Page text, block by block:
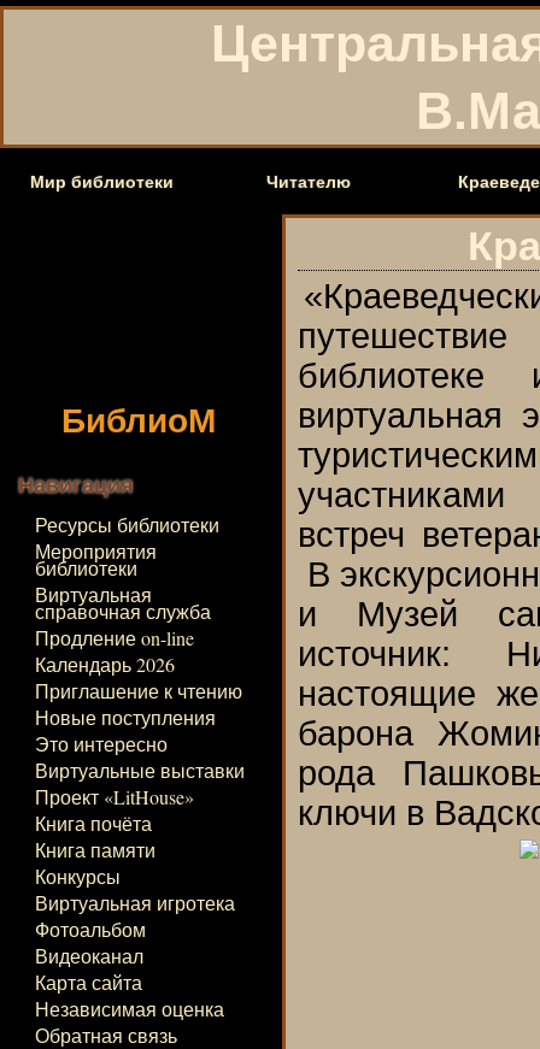
Мир библиотеки Читателю
БиблиоМ
Навигация
Ресурсы библиотеки
Мероприятия
библиотеки
Виртуальная
справочная служба
Продление on-line
Календарь 2026
Приглашение к чтению
Новые поступления
Это интересно
Виртуальные выставки
Проект «LitHouse»
Книга почёта
Книга памяти
Конкурсы
Виртуальная игротека
Фотоальбом
Видеоканал
Карта сайта
Независимая оценка
Обратная связь
виртуальная
встреч
В
и Музей
источник:
настоящие
барона
рода
ключи в